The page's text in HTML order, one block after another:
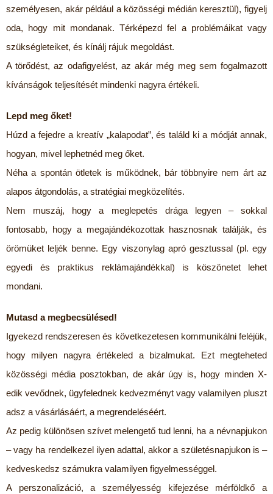
személyesen, akár például a közösségi médián keresztül), figyelj
oda, hogy mit mondanak. Térképezd fel a problémáikat vagy
szükségleteiket, és kínálj rájuk megoldást.
A törődést, az odafigyelést, az akár még meg sem fogalmazott
kívánságok teljesítését mindenki nagyra értékeli.
Lepd meg őket!
Húzd a fejedre a kreatív „kalapodat”, és találd ki a módját annak,
hogyan, mivel lephetnéd meg őket.
Néha a spontán ötletek is működnek, bár többnyire nem árt az
alapos átgondolás, a stratégiai megközelítés.
Nem muszáj, hogy a meglepetés drága legyen – sokkal
fontosabb, hogy a megajándékozottak hasznosnak találják, és
örömüket leljék benne. Egy viszonylag apró gesztussal (pl. egy
egyedi és praktikus reklámajándékkal) is köszönetet lehet
mondani.
Mutasd a megbecsülésed!
Igyekezd rendszeresen és következetesen kommunikálni feléjük,
hogy milyen nagyra értékeled a bizalmukat. Ezt megteheted
közösségi média posztokban, de akár úgy is, hogy minden X-
edik vevődnek, ügyfelednek kedvezményt vagy valamilyen pluszt
adsz a vásárlásáért, a megrendeléséért.
Az pedig különösen szívet melengető tud lenni, ha a névnapjukon
– vagy ha rendelkezel ilyen adattal, akkor a születésnapjukon is –
kedveskedsz számukra valamilyen figyelmességgel.
A perszonalizáció, a személyesség kifejezése mérföldkő a